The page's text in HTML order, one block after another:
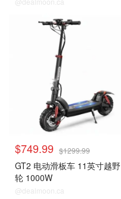
$749.99 $1299.99
GT2 电动滑板车 11英寸越野
轮 1000W
@dealmoon.ca